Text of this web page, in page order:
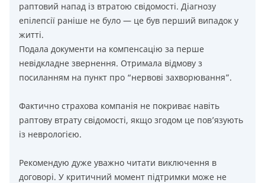
раптовий напад із втратою свідомості. Діагнозу
епілепсії раніше не було — це був перший випадок у
житті.
Подала документи на компенсацію за перше
невідкладне звернення. Отримала відмову з
посиланням на пункт про “нервові захворювання”.
Фактично страхова компанія не покриває навіть
раптову втрату свідомості, якщо згодом це пов’язують
із неврологією.
Рекомендую дуже уважно читати виключення в
договорі. У критичний момент підтримки може не